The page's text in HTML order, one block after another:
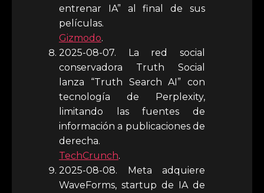
entrenar IA” al final de sus
películas.
Gizmodo.
2025-08-07. La red social
conservadora Truth Social
lanza “Truth Search AI” con
tecnología de Perplexity,
limitando las fuentes de
información a publicaciones de
derecha.
TechCrunch.
2025-08-08. Meta adquiere
WaveForms, startup de IA de